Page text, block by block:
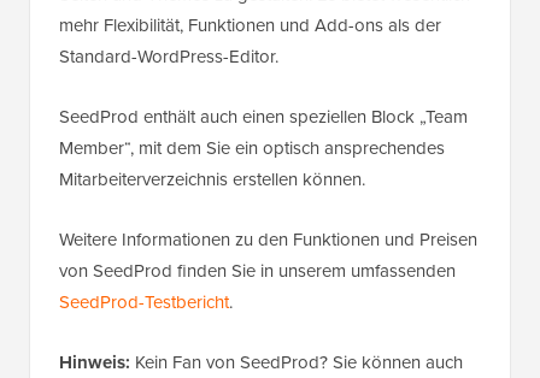
mehr Flexibilität, Funktionen und Add-ons als der
Standard-WordPress-Editor.
SeedProd enthält auch einen speziellen Block „Team
Member“, mit dem Sie ein optisch ansprechendes
Mitarbeiterverzeichnis erstellen können.
Weitere Informationen zu den Funktionen und Preisen
von SeedProd finden Sie in unserem umfassenden
SeedProd-Testbericht.
Hinweis: Kein Fan von SeedProd? Sie können auch